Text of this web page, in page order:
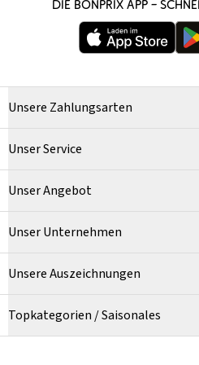
DIE BONPRIX APP –
Unsere Zahlungsarten
Unser Service
Unser Angebot
Unser Unternehmen
Unsere Auszeichnungen
Topkategorien / Saisonales